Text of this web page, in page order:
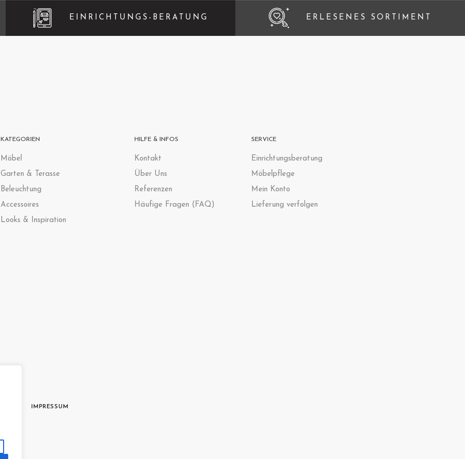
EINRICHTUNGS-BERATUNG ERLESENES SORTIMENT
KATEGORIEN
Möbel
Garten & Terasse
Beleuchtung
Accessoires
Looks & Inspiration
HILFE & INFOS
Kontakt
Über Uns
Referenzen
Häufige Fragen (FAQ)
SERVICE
Einrichtungsberatung
Möbelpflege
Mein Konto
Lieferung verfolgen
IMPRESSUM